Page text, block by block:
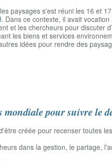
paysages s'est réuni les 16 et
. Dans ce contexte, il avait
et les chercheurs pour discuter
les biens et services
idées pour rendre des
mondiale pour suivre le
créée pour recenser toutes
dans la gestion, le partage,